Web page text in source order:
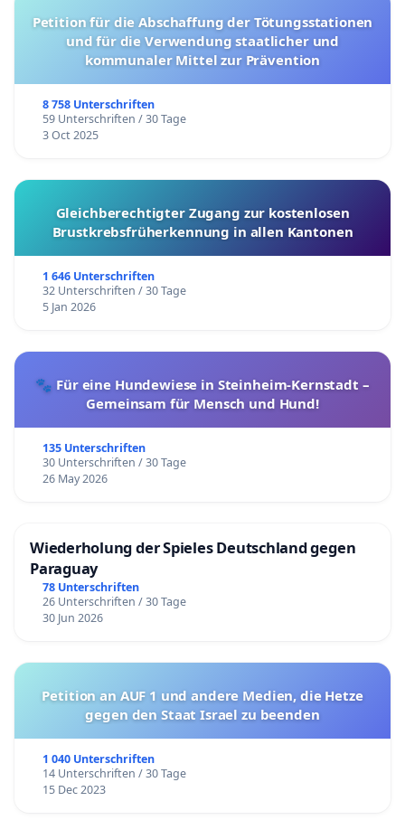
Petition für die Abschaffung der Tötungsstationen
und für die Verwendung staatlicher und
kommunaler Mittel zur Prävention
8 758 Unterschriften
59 Unterschriften / 30 Tage
3 Oct 2025
Gleichberechtigter Zugang zur kostenlosen
Brustkrebsfrüherkennung in allen Kantonen
1 646 Unterschriften
32 Unterschriften / 30 Tage
5 Jan 2026
🐾 Für eine Hundewiese in Steinheim-Kernstadt –
Gemeinsam für Mensch und Hund!
135 Unterschriften
30 Unterschriften / 30 Tage
26 May 2026
Wiederholung der Spieles Deutschland gegen
Paraguay
78 Unterschriften
26 Unterschriften / 30 Tage
30 Jun 2026
Petition an AUF 1 und andere Medien, die Hetze
gegen den Staat Israel zu beenden
1 040 Unterschriften
14 Unterschriften / 30 Tage
15 Dec 2023